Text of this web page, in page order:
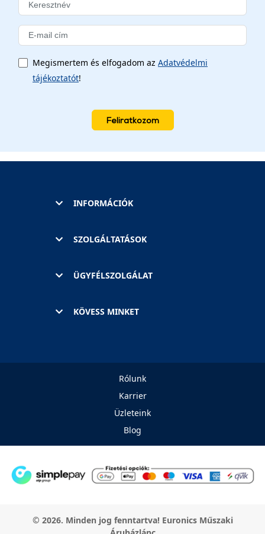
Megismertem és elfogadom az Adatvédelmi
tájékoztatót!
Feliratkozom
INFORMÁCIÓK
SZOLGÁLTATÁSOK
ÜGYFÉLSZOLGÁLAT
KÖVESS MINKET
Rólunk
Karrier
Üzleteink
Blog
© 2026. Minden jog fenntartva! Euronics Műszaki